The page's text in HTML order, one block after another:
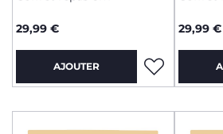
29,99 €
AJOUTER
29,99 €